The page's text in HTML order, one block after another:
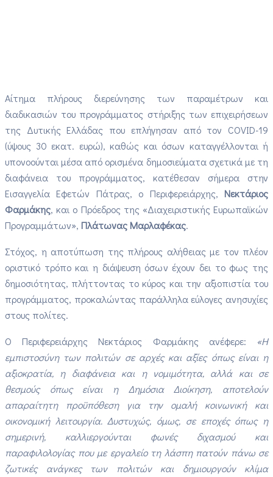
Αίτημα πλήρους διερεύνησης των παραμέτρων και
διαδικασιών του προγράμματος στήριξης των επιχειρήσεων
της Δυτικής Ελλάδας που επλήγησαν από τον COVID-19
(ύψους 30 εκατ. ευρώ), καθώς και όσων καταγγέλλονται ή
υπονοούνται μέσα από ορισμένα δημοσιεύματα σχετικά με τη
διαφάνεια του προγράμματος, κατέθεσαν σήμερα στην
Εισαγγελία Εφετών Πάτρας, ο Περιφερειάρχης, Νεκτάριος
Φαρμάκης, και ο Πρόεδρος της «Διαχειριστικής Ευρωπαϊκών
Προγραμμάτων», Πλάτωνας Μαρλαφέκας.
Στόχος, η αποτύπωση της πλήρους αλήθειας με τον πλέον
οριστικό τρόπο και η διάψευση όσων έχουν δει το φως της
δημοσιότητας, πλήττοντας το κύρος και την αξιοπιστία του
προγράμματος, προκαλώντας παράλληλα εύλογες ανησυχίες
στους πολίτες.
Ο Περιφερειάρχης Νεκτάριος Φαρμάκης ανέφερε: «Η
εμπιστοσύνη των πολιτών σε αρχές και αξίες όπως είναι η
αξιοκρατία, η διαφάνεια και η νομιμότητα, αλλά και σε
θεσμούς όπως είναι η Δημόσια Διοίκηση, αποτελούν
απαραίτητη προϋπόθεση για την ομαλή κοινωνική και
οικονομική λειτουργία. Δυστυχώς, όμως, σε εποχές όπως η
σημερινή, καλλιεργούνται φωνές διχασμού και
παραφιλολογίας που με εργαλείο τη λάσπη πατούν πάνω σε
ζωτικές ανάγκες των πολιτών και δημιουργούν κλίμα